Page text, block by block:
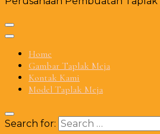
Home
Gambar Taplak Meja
Kontak Kami
Model Taplak Meja
Search for: